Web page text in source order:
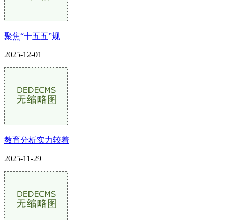
聚焦“十五五”规
2025-12-01
教育分析实力较着
2025-11-29